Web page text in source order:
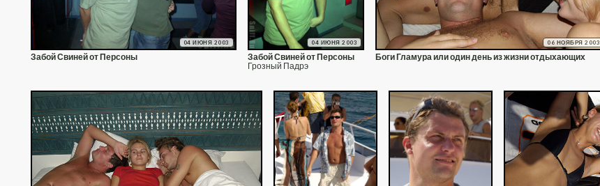
04 ИЮНЯ 2003
Забой Свиней от Персоны
04 ИЮНЯ 2003
Забой Свиней от Персоны
Грозный Падрэ
06 НОЯБРЯ 2003
Боги Гламура или один день из жизни отдыхающих